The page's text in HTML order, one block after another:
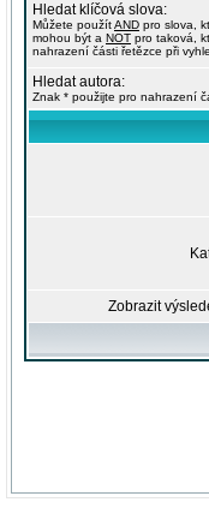
Hledat klíčová slova:
Můžete použítAND pro slova,
mohou být a NOT pro taková,
nahrazení části řetězce při
Hledat autora:
Znak * použijte pro nahrazení
Zobrazit